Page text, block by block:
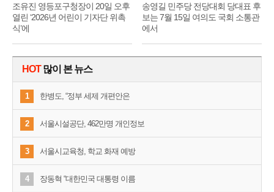
조유진 영등포구청장이 20일 오후
열린 ‘2026년 어린이 기자단 위촉
식’에
송영길 민주당 전당대회 당대표 후
보는 7월 15일 여의도 국회 소통관
에서
HOT많이 본 뉴스
1 한병도, “정부 세제 개편안은
2 서울시설공단, 462만명 개인정보
3 서울시교육청, 학교 화재 예방
4 장동혁 “대한민국 대통령 이름